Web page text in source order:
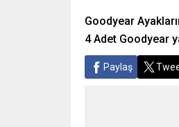
Goodyear
4 Adet Goodyear
Paylaş